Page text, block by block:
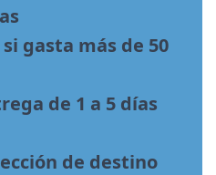
gasta más de 50
de 1 a 5 días
de destino